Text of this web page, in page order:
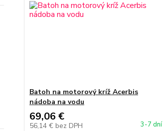
Batoh na motorový kríž Acerbis
nádoba na vodu
69,06 €
56,14 € bez DPH 3-7 dní